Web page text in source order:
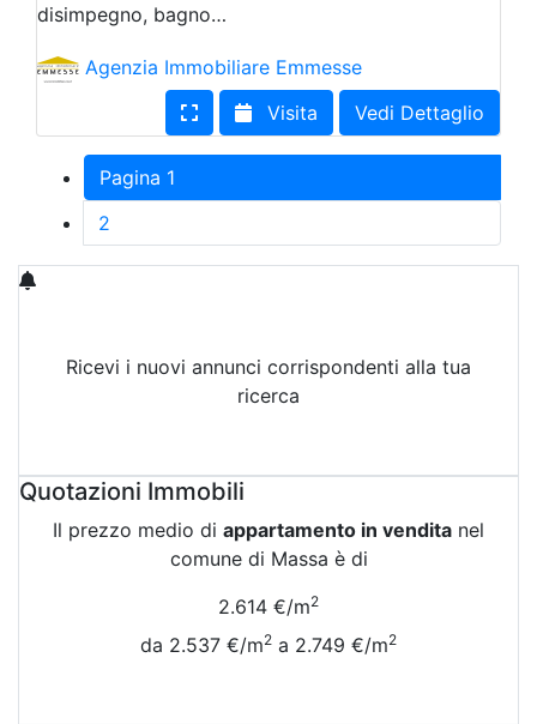
disimpegno, bagno…
Agenzia Immobiliare Emmesse
Visita
Vedi Dettaglio
Pagina 1
2
Ricevi i nuovi annunci corrispondenti alla tua
ricerca
Quotazioni Immobili
Il prezzo medio di appartamento in vendita nel
comune di Massa è di
2.614 €/m2
da 2.537 €/m2 a 2.749 €/m2